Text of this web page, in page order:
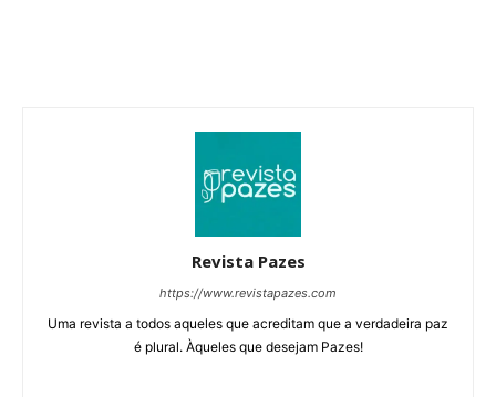
Revista Pazes
https://www.revistapazes.com
Uma revista a todos aqueles que acreditam que a verdadeira paz
é plural. Àqueles que desejam Pazes!